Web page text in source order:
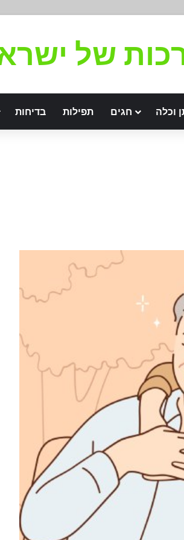
של
וכלה חגים תפילות בדיחות